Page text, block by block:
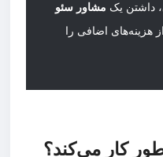
داشتن یک مشاور سئو
هزینه‌های اضافی را